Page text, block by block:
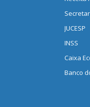
JUCESP
INSS
Caixa
Banco